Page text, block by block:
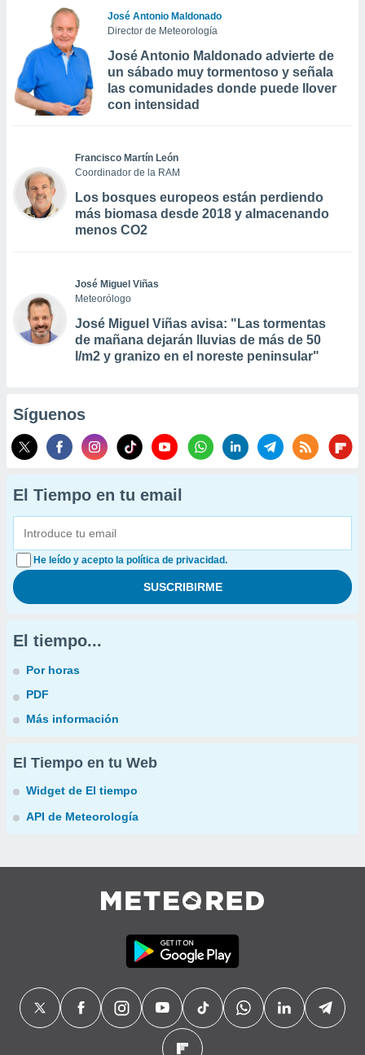
José Antonio Maldonado
Director de Meteorología
José Antonio Maldonado advierte de
un sábado muy tormentoso y señala
las comunidades donde puede llover
con intensidad
Francisco Martín León
Coordinador de la RAM
Los bosques europeos están perdiendo
más biomasa desde 2018 y almacenando
menos CO2
José Miguel Viñas
Meteorólogo
José Miguel Viñas avisa: "Las tormentas
de mañana dejarán lluvias de más de 50
l/m2 y granizo en el noreste peninsular"
Síguenos
El Tiempo en tu email
He leído y acepto la política de privacidad.
El tiempo...
Por horas
PDF
Más información
El Tiempo en tu Web
Widget de El tiempo
API de Meteorología